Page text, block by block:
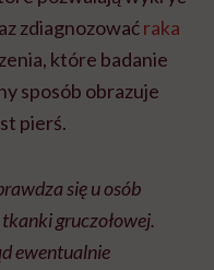
zdiagnozowaćraka
które badanie
sposób obrazuje
pierś.
się u osób
gruczołowej.
ewentualnie